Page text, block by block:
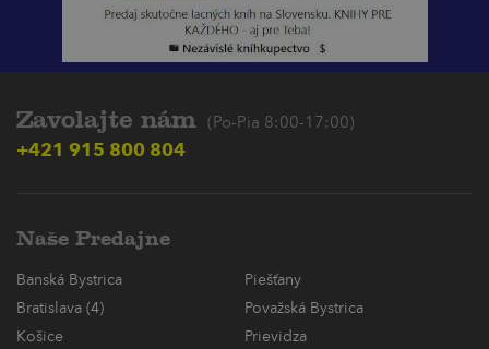
Zavolajte nám (Po-Pia 8:00-17:00)
+421 915 800 804
Naše Predajne
Banská Bystrica
Piešťany
Bratislava (4)
Považská Bystrica
Košice
Prievidza